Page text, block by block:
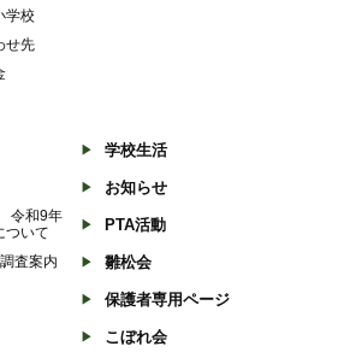
学校
せ先
令和9年
いて
査案内
学校生活
お知らせ
PTA活動
雛松会
保護者専用ページ
こぼれ会